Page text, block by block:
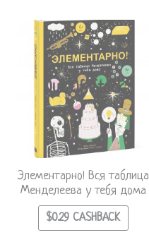
Out Of Stock
Элементарно! Вся таблица
Менделеева у тебя дома
$0.29 CASHBACK